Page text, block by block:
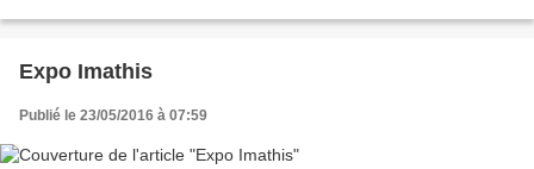
Expo Imathis
Publié le 23/05/2016 à 07:59